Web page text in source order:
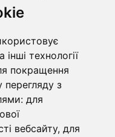
технології
покращення
перегляду з
для
вебсайту, для